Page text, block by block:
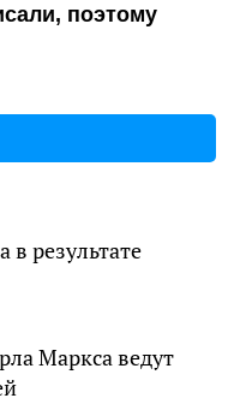
поэтому
в результате
Маркса ведут